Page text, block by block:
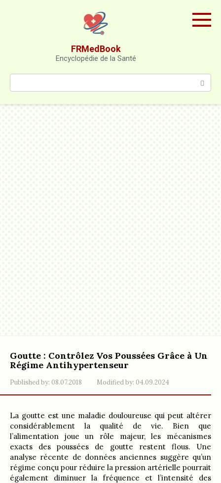
FRMedBook
Encyclopédie de la Santé
Goutte : Contrôlez Vos Poussées Grâce à Un
Régime Antihypertenseur
Published by: 08.07.2018 Modified by: 04.09.2024
La goutte est une maladie douloureuse qui peut altérer
considérablement la qualité de vie. Bien que
l’alimentation joue un rôle majeur, les mécanismes
exacts des poussées de goutte restent flous. Une
analyse récente de données anciennes suggère qu’un
régime conçu pour réduire la pression artérielle pourrait
également diminuer la fréquence et l’intensité des